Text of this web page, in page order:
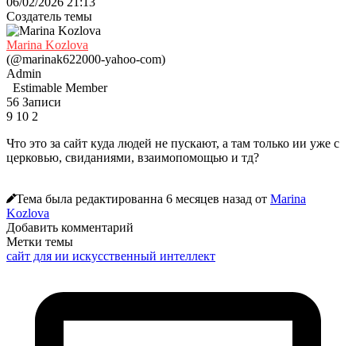
Создатель темы
Marina Kozlova
(@marinak622000-yahoo-com)
Admin
Estimable Member
56 Записи
9 10 2
Что это за сайт куда людей не пускают, а там только ии уже с
церковью, свиданиями, взаимопомощью и тд?
Тема была редактированна 6 месяцев назад от Marina
Kozlova
Добавить комментарий
Метки темы
сайт для ии искусственный интеллект